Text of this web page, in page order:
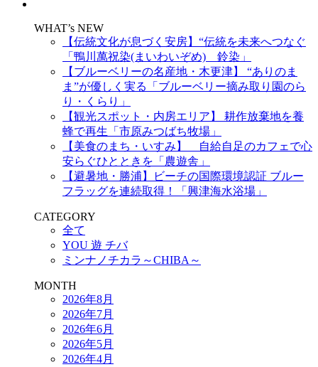
WHAT’s NEW
【伝統文化が息づく安房】“伝統を未来へつなぐ
「鴨川萬祝染(まいわいぞめ) 鈴染」
【ブルーベリーの名産地・木更津】 “ありのま
ま”が優しく実る「ブルーベリー摘み取り園のら
り・くらり」
【観光スポット・内房エリア】 耕作放棄地を養
蜂で再生「市原みつばち牧場」
【美食のまち・いすみ】 自給自足のカフェで心
安らぐひとときを「農遊舎」
【避暑地・勝浦】ビーチの国際環境認証 ブルー
フラッグを連続取得！「興津海水浴場」
CATEGORY
全て
YOU 遊 チバ
ミンナノチカラ～CHIBA～
MONTH
2026年8月
2026年7月
2026年6月
2026年5月
2026年4月